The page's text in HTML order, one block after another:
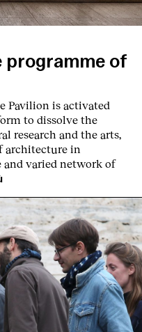
programme of
Pavilion is activated
to dissolve the
research and the arts,
architecture in
varied network of